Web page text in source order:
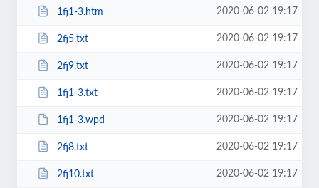
1fj1-3.htm 2020-06-02 19:17
2fj5.txt 2020-06-02 19:17
2fj9.txt 2020-06-02 19:17
1fj1-3.txt 2020-06-02 19:17
1fj1-3.wpd 2020-06-02 19:17
2fj8.txt 2020-06-02 19:17
2fj10.txt 2020-06-02 19:17